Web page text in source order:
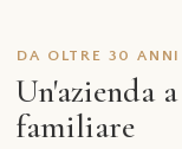
DA OLTRE 30 ANNI
Un'azienda
familiare